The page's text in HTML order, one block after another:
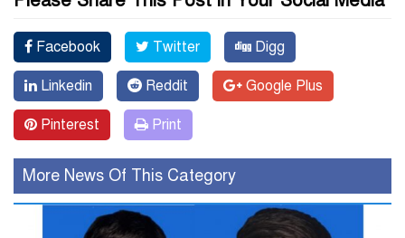
Facebook Twitter Digg
Linkedin Reddit Google Plus
Pinterest Print
More News Of This Category